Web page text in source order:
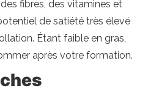
fibres, des vitamines et
de satiété très élevé
Étant faible en gras,
après votre formation.